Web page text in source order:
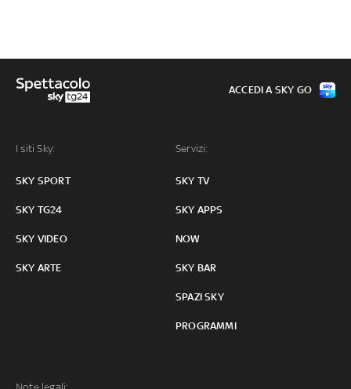
I siti Sky:
SKY SPORT
SKY TG24
SKY VIDEO
SKY ARTE
Servizi:
SKY TV
SKY APPS
NOW
SKY BAR
SPAZI SKY
PROGRAMMI
ACCEDI A SKY GO